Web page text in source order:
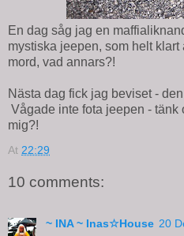
En dag såg jag en
mystiska jeepen, som helt
mord, vad annars?!
Nästa dag fick jag beviset -
Vågade inte fota jeepen - tänk
mig?!
At 22:29
10 comments:
~ INA ~ Inas☆House 20